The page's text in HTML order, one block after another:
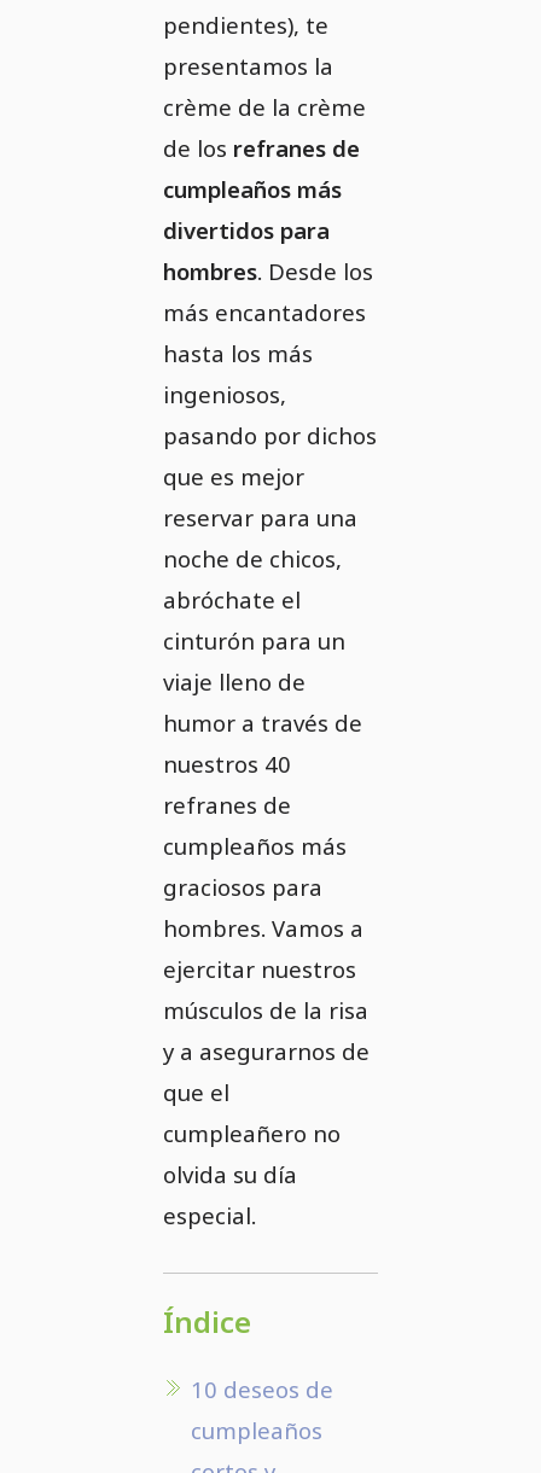
pendientes), te
presentamos la
crème de la crème
de los refranes de
cumpleaños más
divertidos para
hombres. Desde los
más encantadores
hasta los más
ingeniosos,
pasando por dichos
que es mejor
reservar para una
noche de chicos,
abróchate el
cinturón para un
viaje lleno de
humor a través de
nuestros 40
refranes de
cumpleaños más
graciosos para
hombres. Vamos a
ejercitar nuestros
músculos de la risa
y a asegurarnos de
que el
cumpleañero no
olvida su día
especial.
Índice
10 deseos de
cumpleaños